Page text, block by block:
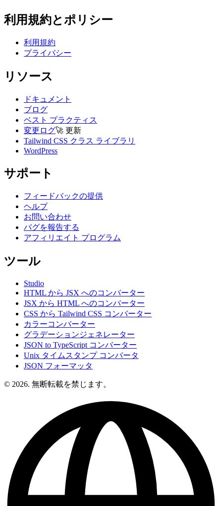
利用規約とポリシー
利用規約
プライバシー
リソース
ドキュメント
ブログ
ベスト プラクティス
変更ログ🚀 更新
Tailwind CSS クラス ライブラリ
WordPress
サポート
フィードバックの提供
ヘルプ
お問い合わせ
バグを報告する
アフィリエイト プログラム
ツール
Studio
HTML から JSX へのコンバーター
JSX から HTML へのコンバーター
CSS から Tailwind CSS コンバーター
カラーコンバーター
グラデーションジェネレーター
JSON to TypeScript コンバーター
Unix タイムスタンプ コンバータ
JSON フォーマッタ
© 2026. 無断転載を禁じます。